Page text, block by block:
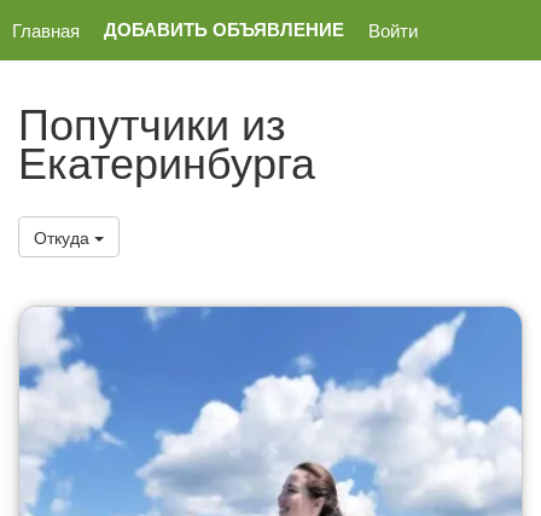
Главная ДОБАВИТЬ ОБЪЯВЛЕНИЕ Войти
Попутчики из
Екатеринбурга
Откуда